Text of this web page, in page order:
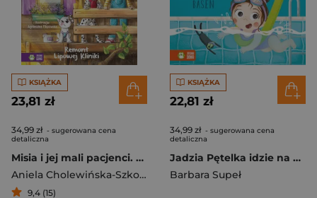
KSIĄŻKA
23,81 zł
34,99 zł - sugerowana cena
detaliczna
Misia i jej mali pacjenci. Remont Lipowej Kliniki
Aniela Cholewińska-Szkolik
9,4 (15)
KSIĄŻKA
22,81 zł
34,99 zł - sugerowana cena
detaliczna
Jadzia Pętelka idzie na basen. Jadzia Pętelka
Barbara Supeł